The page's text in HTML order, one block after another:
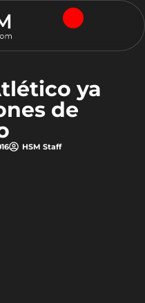
ya
de
HSM Staff